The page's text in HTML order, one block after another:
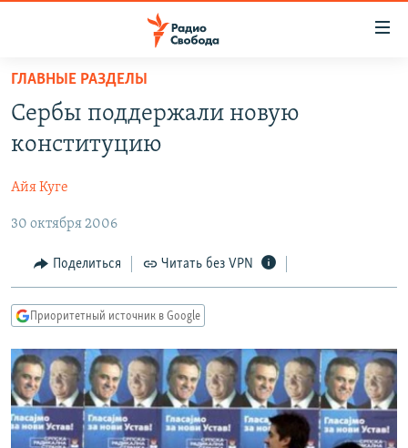
упрощенного
доступа
основному
Вернутся
главной
навигации
Вернутся
поиску
ПРОГРАММЫ
ПОДКАСТЫ
АВТОРСКИЕ ПРОЕКТЫ
ЦИТАТЫ СВОБОДЫ
МНЕНИЯ
КУЛЬТУРА
IDEL.РЕАЛИИ
КАВКАЗ.РЕАЛИИ
СЕВЕР.РЕАЛИИ
СИБИРЬ.РЕАЛИИ
РАСПИСАНИЕ ВЕЩАНИЯ
ГЛАВНЫЕ РАЗДЕЛЫ
Сербы поддержали новую
конституцию
Айя Куге
30 октября 2006
Поделиться Читать без VPN
Приоритетный источник в Google